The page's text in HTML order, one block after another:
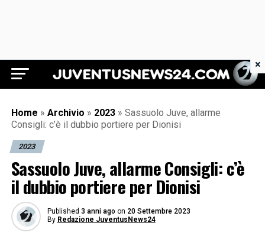
Juventus News 24
Home » Archivio » 2023 » Sassuolo Juve, allarme
Consigli: c’è il dubbio portiere per Dionisi
2023
Sassuolo Juve, allarme Consigli: c’è
il dubbio portiere per Dionisi
Published 3 anni ago on 20 Settembre 2023
By Redazione JuventusNews24
×